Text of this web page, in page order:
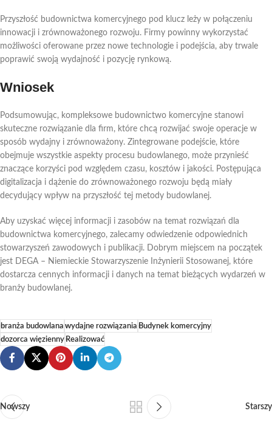
Przyszłość budownictwa komercyjnego pod klucz leży w połączeniu
innowacji i zrównoważonego rozwoju. Firmy powinny wykorzystać
możliwości oferowane przez nowe technologie i podejścia, aby trwale
poprawić swoją wydajność i pozycję rynkową.
Wniosek
Podsumowując, kompleksowe budownictwo komercyjne stanowi
skuteczne rozwiązanie dla firm, które chcą rozwijać swoje operacje w
sposób wydajny i zrównoważony. Zintegrowane podejście, które
obejmuje wszystkie aspekty procesu budowlanego, może przynieść
znaczące korzyści pod względem czasu, kosztów i jakości. Postępująca
digitalizacja i dążenie do zrównoważonego rozwoju będą miały
decydujący wpływ na przyszłość tej metody budowlanej.
Aby uzyskać więcej informacji i zasobów na temat rozwiązań dla
budownictwa komercyjnego, zalecamy odwiedzenie odpowiednich
stowarzyszeń zawodowych i publikacji. Dobrym miejscem na początek
jest DEGA – Niemieckie Stowarzyszenie Inżynierii Stosowanej, które
dostarcza cennych informacji i danych na temat bieżących wydarzeń w
branży budowlanej.
branża budowlana wydajne rozwiązania Budynek komercyjny
dozorca więziennyRealizować
Nowszy Starszy